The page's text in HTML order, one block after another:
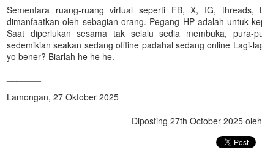
Sementara ruang-ruang virtual seperti FB, X, IG,
dimanfaatkan oleh sebagian orang. Pegang HP adalah untuk
Saat diperlukan sesama tak selalu sedia membuka, pura-
sedemikian seakan sedang offline padahal sedang online Lagi-
yo bener? Biarlah he he he.
Lamongan, 27 Oktober 2025
Diposting 27th October 2025oleh